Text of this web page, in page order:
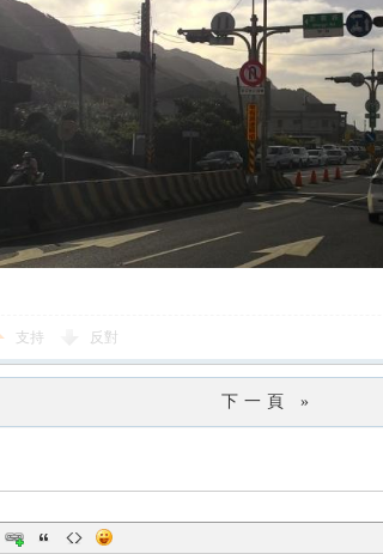
支持 反對
下一頁 »